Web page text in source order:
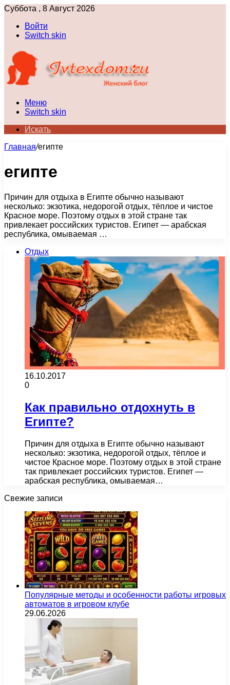
Суббота , 8 Август 2026
Войти
Switch skin
Меню
Switch skin
Искать
Главная/египте
египте
Причин для отдыха в Египте обычно называют
несколько: экзотика, недорогой отдых, тёплое и чистое
Красное море. Поэтому отдых в этой стране так
привлекает российских туристов. Египет — арабская
республика, омываемая …
Отдых
16.10.2017
0
Как правильно отдохнуть в
Египте?
Причин для отдыха в Египте обычно называют
несколько: экзотика, недорогой отдых, тёплое и
чистое Красное море. Поэтому отдых в этой стране
так привлекает российских туристов. Египет —
арабская республика, омываемая…
Свежие записи
Популярные методы и особенности работы игровых
автоматов в игровом клубе
29.06.2026